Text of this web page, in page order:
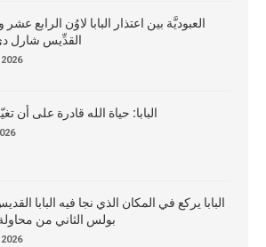
العبوديَّة بين اعتذار البابا لاوُن الرابع
القدِّيس شارل
البابا: حياة الله قادرة على أن
البابا يركع في المكان الذي نجا فيه البابا
بولس الثاني من محاولة